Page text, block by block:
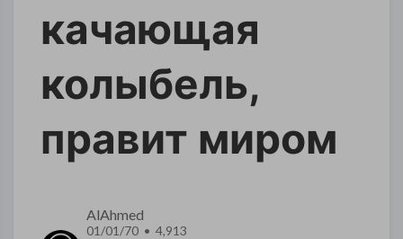
качающая
колыбель,
правит миром
AlAhmed
01/01/70 • 4,913